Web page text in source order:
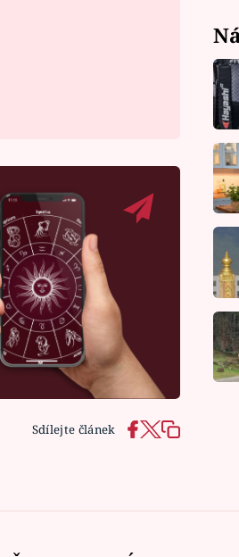
Sdílejte článek